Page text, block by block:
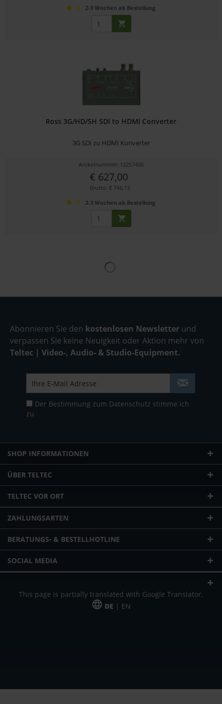
2-3 Wochen ab Bestellung
Ross 3G/HD/SH SDI to HDMI Converter
3G SDI zu HDMI Konverter
Artikelnummer: 12257406
€ 627,00
Brutto: € 746,13
2-3 Wochen ab Bestellung
Abonnieren Sie den kostenlosen Newsletter und
verpassen Sie keine Neuigkeit oder Aktion mehr von
Teltec | Video-, Audio- & Studio-Equipment.
Der Bestimmung zum Datenschutz stimme ich
zu
SHOP INFORMATIONEN
ÜBER TELTEC
TELTEC VOR ORT
ZAHLUNGSARTEN
BERATUNGS- & BESTELLHOTLINE
SOCIAL MEDIA
This page is partially translated with Google Translator.
DE | EN